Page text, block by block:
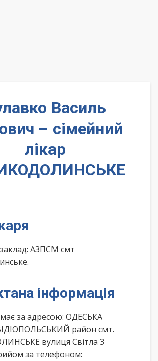
Василь
– сімейний
лікар
АЗПСМ смт
інформація
за адресою: ОДЕСЬКА
район смт.
вулиця Світла 3
за телефоном: